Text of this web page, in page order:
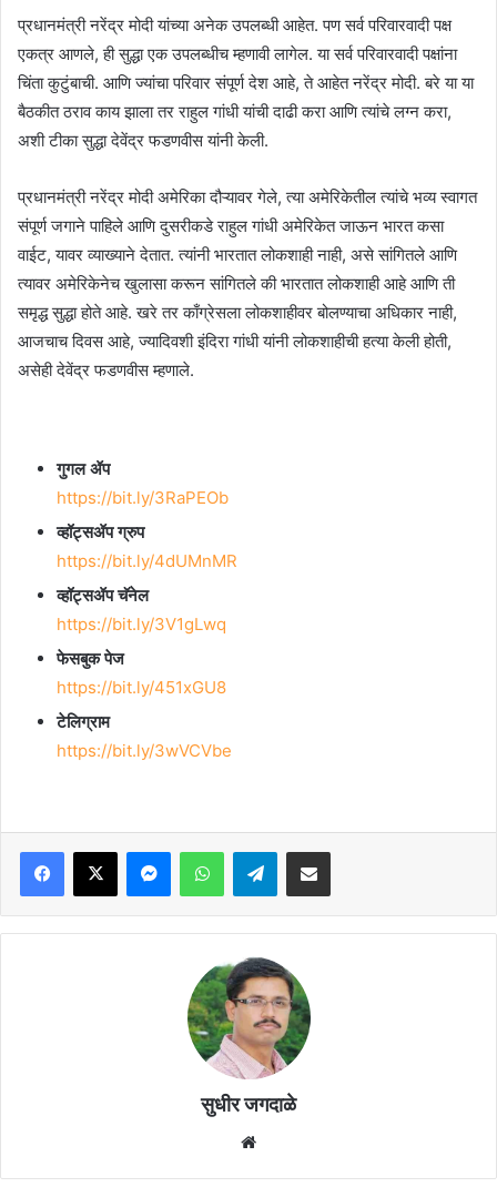
प्रधानमंत्री नरेंद्र मोदी यांच्या अनेक उपलब्धी आहेत. पण सर्व परिवारवादी पक्ष
एकत्र आणले, ही सुद्धा एक उपलब्धीच म्हणावी लागेल. या सर्व परिवारवादी पक्षांना
चिंता कुटुंबाची. आणि ज्यांचा परिवार संपूर्ण देश आहे, ते आहेत नरेंद्र मोदी. बरे या या
बैठकीत ठराव काय झाला तर राहुल गांधी यांची दाढी करा आणि त्यांचे लग्न करा,
अशी टीका सुद्धा देवेंद्र फडणवीस यांनी केली.
प्रधानमंत्री नरेंद्र मोदी अमेरिका दौऱ्यावर गेले, त्या अमेरिकेतील त्यांचे भव्य स्वागत
संपूर्ण जगाने पाहिले आणि दुसरीकडे राहुल गांधी अमेरिकेत जाऊन भारत कसा
वाईट, यावर व्याख्याने देतात. त्यांनी भारतात लोकशाही नाही, असे सांगितले आणि
त्यावर अमेरिकेनेच खुलासा करून सांगितले की भारतात लोकशाही आहे आणि ती
समृद्ध सुद्धा होते आहे. खरे तर काँग्रेसला लोकशाहीवर बोलण्याचा अधिकार नाही,
आजचाच दिवस आहे, ज्यादिवशी इंदिरा गांधी यांनी लोकशाहीची हत्या केली होती,
असेही देवेंद्र फडणवीस म्हणाले.
गुगल ॲप
https://bit.ly/3RaPEOb
व्हॉट्सॲप ग्रुप
https://bit.ly/4dUMnMR
व्हॉट्सॲप चॅनेल
https://bit.ly/3V1gLwq
फेसबुक पेज
https://bit.ly/451xGU8
टेलिग्राम
https://bit.ly/3wVCVbe
Facebook
X MessengerWhatsAppTelegramShare via Email
सुधीर जगदाळे